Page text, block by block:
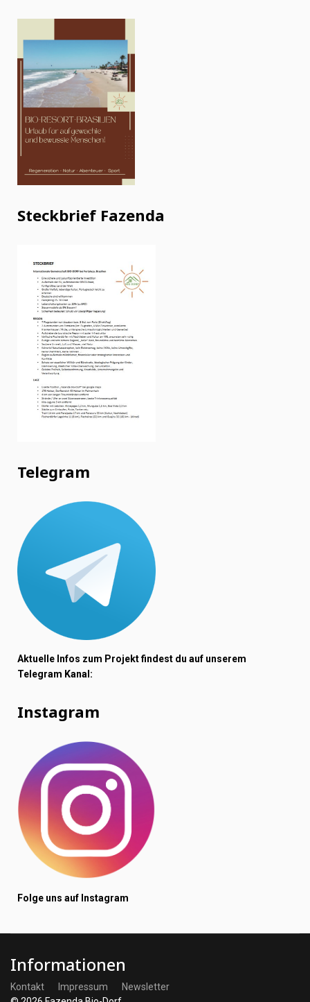
Steckbrief Fazenda
Telegram
Aktuelle Infos zum Projekt findest du auf unserem
Telegram Kanal:
Instagram
Folge uns auf Instagram
Informationen
Kontakt Impressum
Newsletter